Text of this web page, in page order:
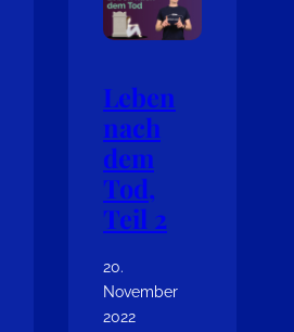
Leben
nach
dem
Tod,
Teil 2
20.
November
2022